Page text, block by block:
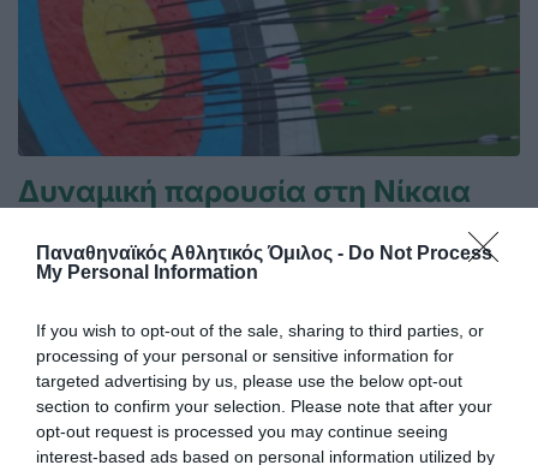
Παναθηναϊκός Αθλητικός Όμιλος - Do Not Process
My Personal Information
If you wish to opt-out of the sale, sharing to third parties, or
processing of your personal or sensitive information for
targeted advertising by us, please use the below opt-out
section to confirm your selection. Please note that after your
opt-out request is processed you may continue seeing
interest-based ads based on personal information utilized by
Δυναμική παρουσία στη Νίκαια
πραγματοποίησαν δυναμικές εμφανίσεις στους αγώνες
τοξοβολίας που διεξήχθησαν στο Δημοτικό Γήπεδο Νίκαιας,
στις κορυφαίες θέσεις των κατηγοριών τους.
20.06.2026 ΤΟΞΟΒΟΛΙΑ